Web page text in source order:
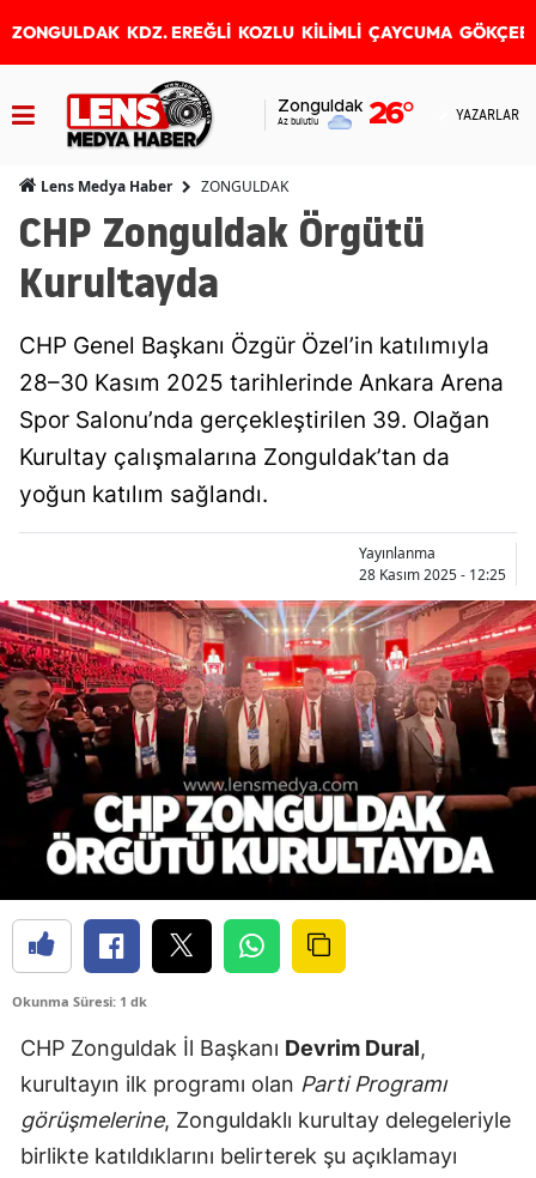
ZONGULDAK KDZ. EREĞLİ KOZLU KİLİMLİ ÇAYCUMA
Zonguldak
Az bulutlu 26° YAZARLAR
Lens Medya Haber ZONGULDAK
CHP Zonguldak Örgütü
Kurultayda
CHP Genel Başkanı Özgür Özel’in katılımıyla
28–30 Kasım 2025 tarihlerinde Ankara Arena
Spor Salonu’nda gerçekleştirilen 39. Olağan
Kurultay çalışmalarına Zonguldak’tan da
yoğun katılım sağlandı.
Yayınlanma
28 Kasım 2025 - 12:25
Okunma Süresi: 1 dk
CHP Zonguldak İl Başkanı Devrim Dural,
kurultayın ilk programı olan Parti Programı
görüşmelerine, Zonguldaklı kurultay delegeleriyle
birlikte katıldıklarını belirterek şu açıklamayı